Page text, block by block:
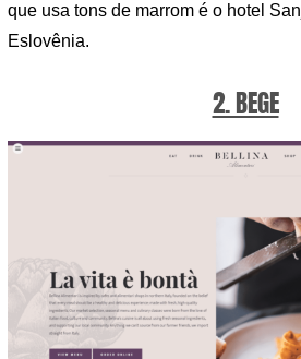
que usa tons de marrom é o hotel
Eslovênia.
2. BEGE